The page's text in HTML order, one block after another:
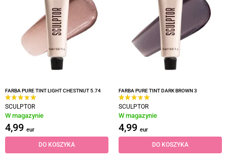
FARBA PURE TINT LIGHT CHESTNUT 5.74
SCULPTOR
W magazynie
4,99 eur
DO KOSZYKA
FARBA PURE TINT DARK BROWN 3
SCULPTOR
W magazynie
4,99 eur
DO KOSZYKA